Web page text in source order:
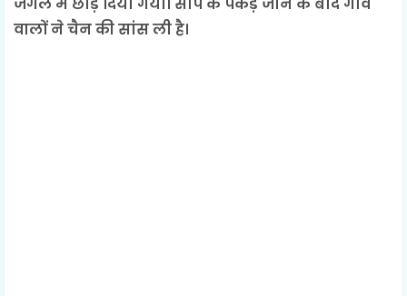
वालों ने चैन की सांस ली है।